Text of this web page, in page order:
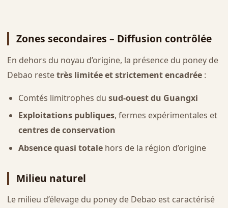
Zones secondaires – Diffusion contrôlée
En dehors du noyau d’origine, la présence du poney de
Debao restetrès limitée et strictement encadrée:
Comtés limitrophes du sud-ouest du Guangxi
Exploitations publiques, fermes expérimentales et
centres de conservation
Absence quasi totalehors de la région d’origine
Milieu naturel
Le milieu d’élevage du poney de Debao est caractérisé